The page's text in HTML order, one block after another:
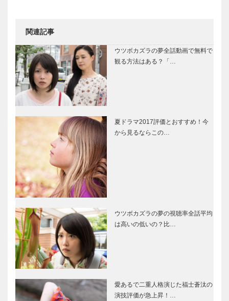
関連記事
ウツボカズラの夢全話動画で無料で
観る方法はある？「…
夏ドラマ2017評価とおすすめ！今
から見るならこの…
ウツボカズラの夢の視聴率全話平均
は高いの低いの？比…
愛あるで二重人格演じた福士蒼汰の
演技評価が急上昇！…